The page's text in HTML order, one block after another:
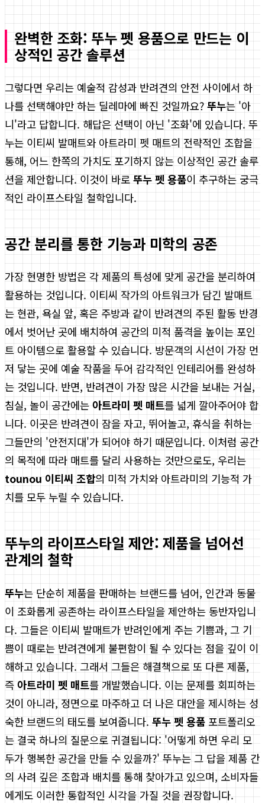
완벽한 조화: 뚜누 펫 용품으로 만드는 이
상적인 공간 솔루션
그렇다면 우리는 예술적 감성과 반려견의 안전 사이에서 하
나를 선택해야만 하는 딜레마에 빠진 것일까요? 뚜누는 '아
니'라고 답합니다. 해답은 선택이 아닌 '조화'에 있습니다. 뚜
누는 이티씨 발매트와 아트라미 펫 매트의 전략적인 조합을
통해, 어느 한쪽의 가치도 포기하지 않는 이상적인 공간 솔루
션을 제안합니다. 이것이 바로 뚜누 펫 용품이 추구하는 궁극
적인 라이프스타일 철학입니다.
공간 분리를 통한 기능과 미학의 공존
가장 현명한 방법은 각 제품의 특성에 맞게 공간을 분리하여
활용하는 것입니다. 이티씨 작가의 아트워크가 담긴 발매트
는 현관, 욕실 앞, 혹은 주방과 같이 반려견의 주된 활동 반경
에서 벗어난 곳에 배치하여 공간의 미적 품격을 높이는 포인
트 아이템으로 활용할 수 있습니다. 방문객의 시선이 가장 먼
저 닿는 곳에 예술 작품을 두어 감각적인 인테리어를 완성하
는 것입니다. 반면, 반려견이 가장 많은 시간을 보내는 거실,
침실, 놀이 공간에는 아트라미 펫 매트를 넓게 깔아주어야 합
니다. 이곳은 반려견이 잠을 자고, 뛰어놀고, 휴식을 취하는
그들만의 '안전지대'가 되어야 하기 때문입니다. 이처럼 공간
의 목적에 따라 매트를 달리 사용하는 것만으로도, 우리는
tounou 이티씨 조합의 미적 가치와 아트라미의 기능적 가
치를 모두 누릴 수 있습니다.
뚜누의 라이프스타일 제안: 제품을 넘어선
관계의 철학
뚜누는 단순히 제품을 판매하는 브랜드를 넘어, 인간과 동물
이 조화롭게 공존하는 라이프스타일을 제안하는 동반자입니
다. 그들은 이티씨 발매트가 반려인에게 주는 기쁨과, 그 기
쁨이 때로는 반려견에게 불편함이 될 수 있다는 점을 깊이 이
해하고 있습니다. 그래서 그들은 해결책으로 또 다른 제품,
즉 아트라미 펫 매트를 개발했습니다. 이는 문제를 회피하는
것이 아니라, 정면으로 마주하고 더 나은 대안을 제시하는 성
숙한 브랜드의 태도를 보여줍니다. 뚜누 펫 용품 포트폴리오
는 결국 하나의 질문으로 귀결됩니다: '어떻게 하면 우리 모
두가 행복한 공간을 만들 수 있을까?' 뚜누는 그 답을 제품 간
의 사려 깊은 조합과 배치를 통해 찾아가고 있으며, 소비자들
에게도 이러한 통합적인 시각을 가질 것을 권장합니다.